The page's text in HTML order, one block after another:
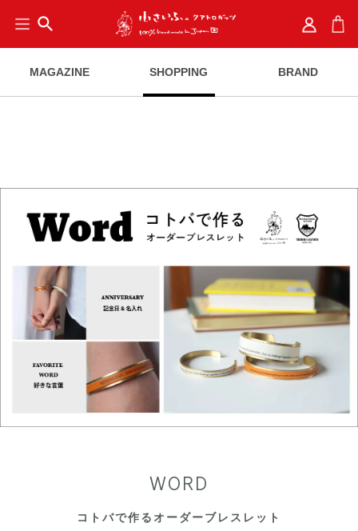
search
MAGAZINE SHOPPING BRAND
WORD
コトバで作るオーダーブレスレット